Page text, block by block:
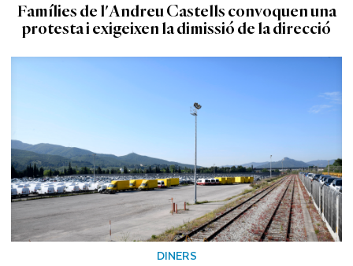
Famílies de l'Andreu Castells convoquen una
protesta i exigeixen la dimissió de la direcció
DINERS